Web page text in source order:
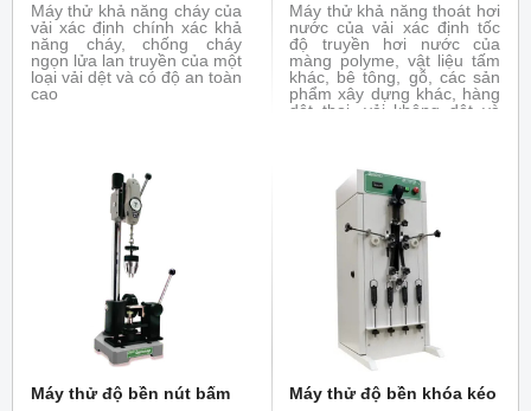
Máy thử khả năng cháy của
vải xác định chính xác khả
năng cháy, chống cháy
ngọn lửa lan truyền của một
loại vải dệt và có độ an toàn
cao
Máy thử khả năng thoát hơi
nước của vải xác định tốc
độ truyền hơi nước của
màng polyme, vật liệu tấm
khác, bê tông, gỗ, các sản
phẩm xây dựng khác, hàng
dệt thoi, vải không dệt và
Máy thử độ bền nút bấm
Máy thử độ bền khóa kéo